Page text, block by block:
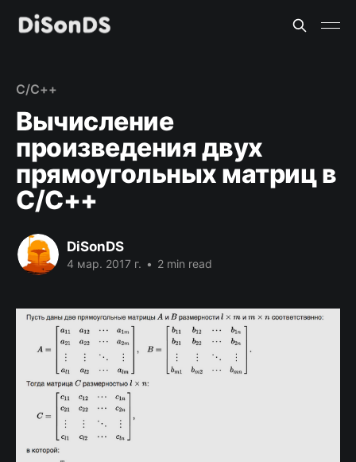
C/C++
Вычисление
произведения двух
прямоугольных матриц в
C/C++
DiSonDS
4 мар. 2017 г. • 2 min read